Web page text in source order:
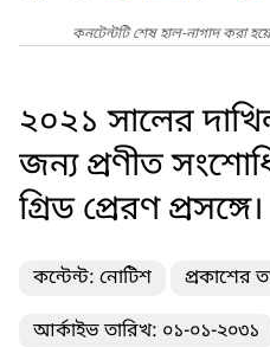
কনটেন্টটি শেষ হাল-নাগাদ করা
২০২১ সালের
জন্য প্রণীত
গ্রিড প্রেরণ প্রসঙ্গে।
কন্টেন্ট: নোটিশ প্রকাশের
আর্কাইভ তারিখ: ০১-০১-২০৩১